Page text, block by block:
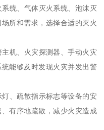
统、气体灭火系统、泡沫灭
所和需求，选择合适的灭火
机、火灾探测器、手动火灾
能够及时发现火灾并发出警
、疏散指示标志等设备的安
有序地疏散，减少火灾造成